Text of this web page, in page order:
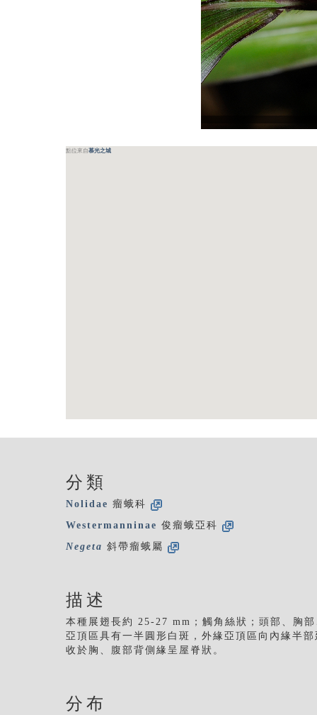
點位來自慕光之城
分類
Nolidae 瘤蛾科
Westermanninae 俊瘤蛾亞科
Negeta 斜帶瘤蛾屬
描述
本種展翅長約 25-27 mm；觸角絲狀；頭部、胸
亞頂區具有一半圓形白斑，外緣亞頂區向內緣半
收於胸、腹部背側緣呈屋脊狀。
分布